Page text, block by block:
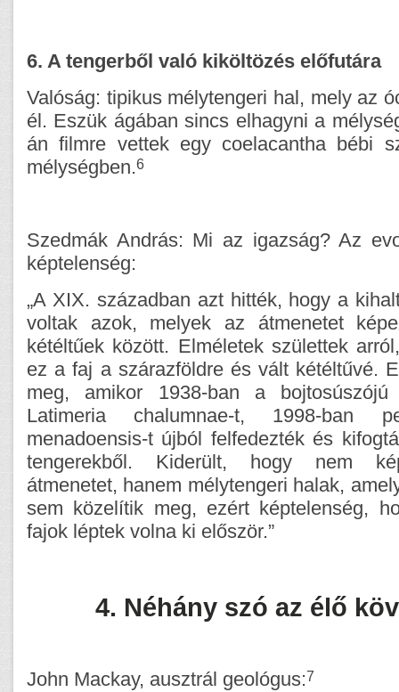
6. A tengerből való kiköltözés előfutára
Valóság: tipikus mélytengeri hal, mely az
él. Eszük ágában sincs elhagyni a
án filmre vettek egy coelacantha bébi
mélységben.6
Szedmák András: Mi az igazság? Az
képtelenség:
„A XIX. században azt hitték, hogy a
voltak azok, melyek az átmenetet
kétéltűek között. Elméletek születtek
ez a faj a szárazföldre és vált kétéltűvé.
meg, amikor 1938-ban a
Latimeria chalumnae-t, 1998-ban
menadoensis-t újból felfedezték és
tengerekből. Kiderült, hogy nem
átmenetet, hanem mélytengeri halak,
sem közelítik meg, ezért képtelenség,
fajok léptek volna ki először.”
4. Néhány szó az élő
John Mackay, ausztrál geológus:7